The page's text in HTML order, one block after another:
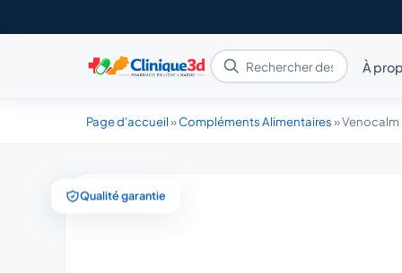
À
Page d'accueil»Compléments Alimentaires»Venocalm
Qualité garantie